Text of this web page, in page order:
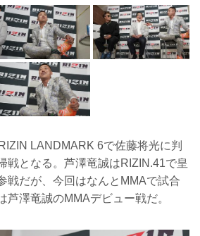
LANDMARK 6で佐藤将光に判
戦となる。芦澤竜誠はRIZIN.41で皇
戦だが、今回はなんとMMAで試合
芦澤竜誠のMMAデビュー戦だ。